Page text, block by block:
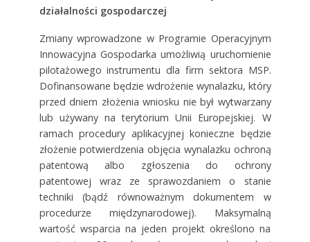
działalności gospodarczej
Zmiany wprowadzone w Programie Operacyjnym
Innowacyjna Gospodarka umożliwią uruchomienie
pilotażowego instrumentu dla firm sektora MSP.
Dofinansowane będzie wdrożenie wynalazku, który
przed dniem złożenia wniosku nie był wytwarzany
lub używany na terytorium Unii Europejskiej. W
ramach procedury aplikacyjnej konieczne będzie
złożenie potwierdzenia objęcia wynalazku ochroną
patentową albo zgłoszenia do ochrony
patentowej wraz ze sprawozdaniem o stanie
techniki (bądź równoważnym dokumentem w
procedurze międzynarodowej). Maksymalną
wartość wsparcia na jeden projekt określono na